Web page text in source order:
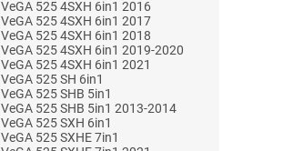
VeGA 525 4SXH 6in1 2016
VeGA 525 4SXH 6in1 2017
VeGA 525 4SXH 6in1 2018
VeGA 525 4SXH 6in1 2019-2020
VeGA 525 4SXH 6in1 2021
VeGA 525 SH 6in1
VeGA 525 SHB 5in1
VeGA 525 SHB 5in1 2013-2014
VeGA 525 SXH 6in1
VeGA 525 SXHE 7in1